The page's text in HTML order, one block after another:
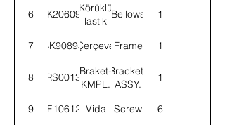
6 4K206097
Körüklü
lastik
Bellows 1
7 4K90893Çerçeve Frame 1
8 52RS001364
Braket-
KMPL.
Bracket-
ASSY.
1
9 SE106124Vida Screw 6